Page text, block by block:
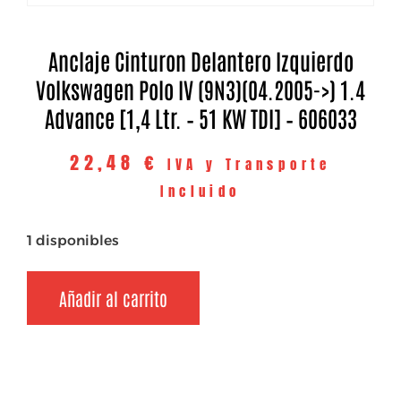
Anclaje Cinturon Delantero Izquierdo
Volkswagen Polo IV (9N3)(04.2005->) 1.4
Advance [1,4 Ltr. – 51 KW TDI] – 606033
22,48 €
IVA y Transporte
Incluido
1 disponibles
Añadir al carrito